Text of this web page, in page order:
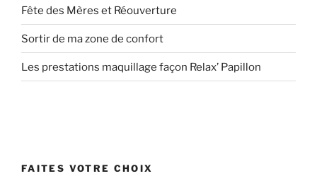
Fête des Mères et Réouverture
Sortir de ma zone de confort
Les prestations maquillage façon Relax’ Papillon
FAITES VOTRE CHOIX